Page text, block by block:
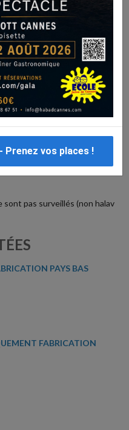
Eliezer WolffDayan
fabriqués par de grands
en Hollande, et
élaboré cette liste pour les
de France, souvent éloignés
qui ne figurent pas
une plus grande souplesse
extrait à chaud, par
coagule.
pas surveillés (non halav
PAYS BAS
FABRICATION
Mercredi 12 Août 2026 - Prenez vos places !